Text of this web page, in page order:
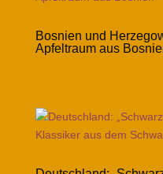
Bosnien und
Apfeltraum aus